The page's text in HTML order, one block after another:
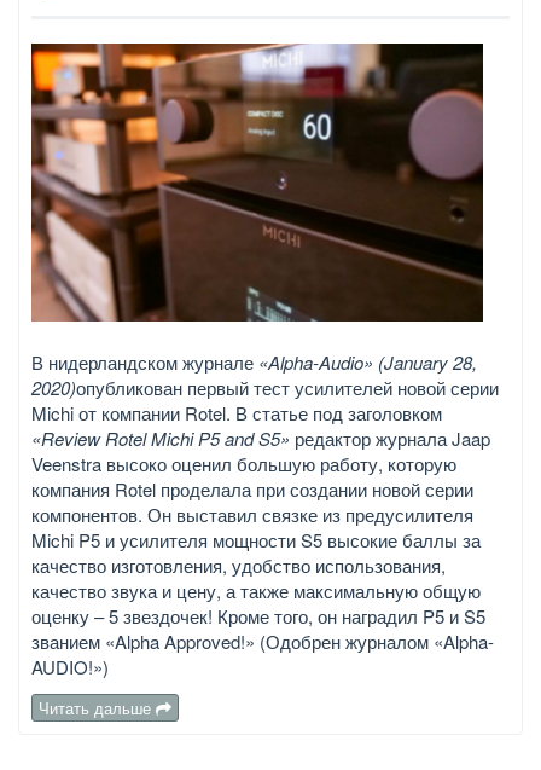
В нидерландском журнале «Alpha-Audio» (January 28,
2020)опубликован первый тест усилителей новой серии
Michi от компании Rotel. В статье под заголовком
«Review Rotel Michi P5 and S5» редактор журнала Jaap
Veenstra высоко оценил большую работу, которую
компания Rotel проделала при создании новой серии
компонентов. Он выставил связке из предусилителя
Michi P5 и усилителя мощности S5 высокие баллы за
качество изготовления, удобство использования,
качество звука и цену, а также максимальную общую
оценку – 5 звездочек! Кроме того, он наградил P5 и S5
званием «Alpha Approved!» (Одобрен журналом «Alpha-
AUDIO!»)
Читать дальше